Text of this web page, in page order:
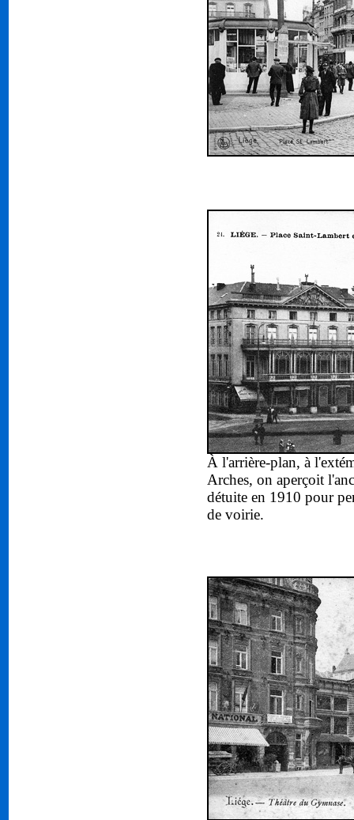
À l'arrière-plan, à
Arches, on aperçoit
détuite en 1910 pour
de voirie.